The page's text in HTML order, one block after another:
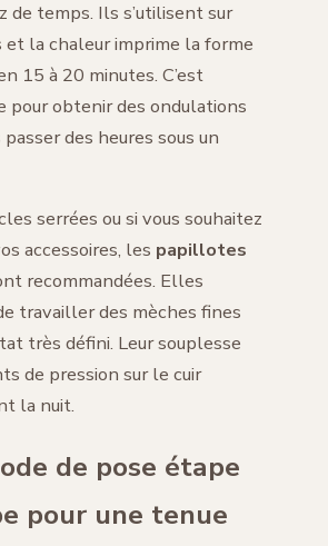
de temps. Ils s’utilisent sur
et la chaleur imprime la forme
15 à 20 minutes. C’est
pour obtenir des ondulations
des heures sous un
serrées ou si vous souhaitez
accessoires, les papillotes
recommandées. Elles
travailler des mèches fines
très défini. Leur souplesse
de pression sur le cuir
la nuit.
de pose étape
pour une tenue